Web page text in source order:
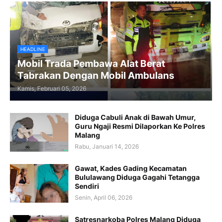
HEADLINE
Mobil Trada Pembawa Alat Berat
Tabrakan Dengan Mobil Ambulans
Kamis, Februari 05, 2026
Diduga Cabuli Anak di Bawah Umur,
Guru Ngaji Resmi Dilaporkan Ke Polres
Malang
Rabu, Januari 14, 2026
Gawat, Kades Gading Kecamatan
Bululawang Diduga Gagahi Tetangga
Sendiri
Senin, April 06, 2026
Satresnarkoba Polres Malang Diduga